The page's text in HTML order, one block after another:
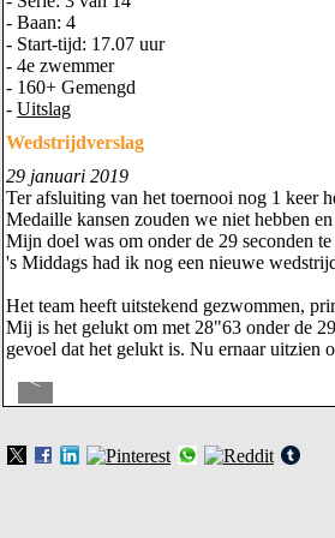
- Baan: 4
- Start-tijd: 17.07 uur
- 4e zwemmer
- 160+ Gemengd
- Uitslag
Wedstrijdverslag
29 januari 2019
Ter afsluiting van het toernooi nog 1 keer
Medaille kansen zouden we niet hebben
Mijn doel was om onder de 29 seconden
's Middags had ik nog een nieuwe
Het team heeft uitstekend gezwommen,
Mij is het gelukt om met 28"63 onder de
gevoel dat het gelukt is. Nu ernaar uitzien
<